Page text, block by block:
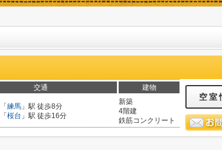
交通 建物
「 練馬 」駅 徒歩8分
「 桜台 」駅 徒歩16分
新築
4階建
鉄筋コンクリート
空室